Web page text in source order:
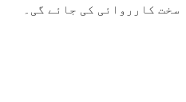
سخت کارروائی کی جائے گی۔